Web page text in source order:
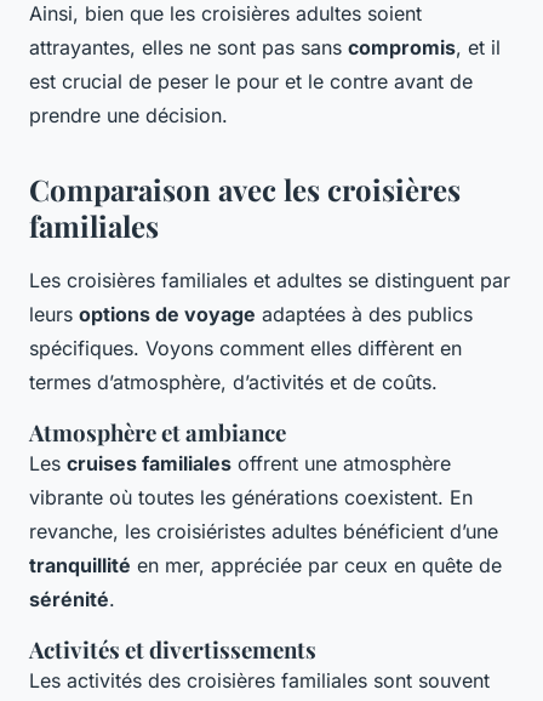
Ainsi, bien que les croisières adultes soient
attrayantes, elles ne sont pas sans compromis, et il
est crucial de peser le pour et le contre avant de
prendre une décision.
Comparaison avec les croisières
familiales
Les croisières familiales et adultes se distinguent par
leurs options de voyage adaptées à des publics
spécifiques. Voyons comment elles diffèrent en
termes d’atmosphère, d’activités et de coûts.
Atmosphère et ambiance
Les cruises familiales offrent une atmosphère
vibrante où toutes les générations coexistent. En
revanche, les croisiéristes adultes bénéficient d’une
tranquillité en mer, appréciée par ceux en quête de
sérénité.
Activités et divertissements
Les activités des croisières familiales sont souvent